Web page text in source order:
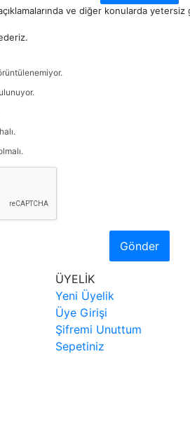
ve diğer konularda
Gönder
ÜYELİK
Yeni Üyelik
Üye Girişi
Şifremi Unuttum
Sepetiniz